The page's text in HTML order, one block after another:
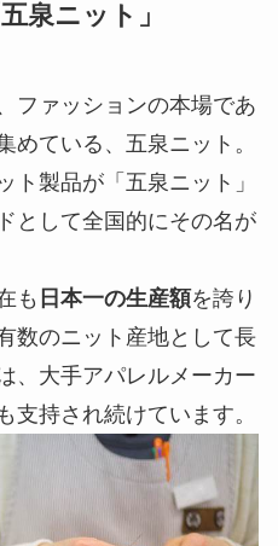
泉ニット」
ファッションの本場であ
めている、五泉ニット。
ト製品が「五泉ニット」
として全国的にその名が
も 日本一の生産額を誇り
数のニット産地として長
、大手アパレルメーカー
支持され続けています。